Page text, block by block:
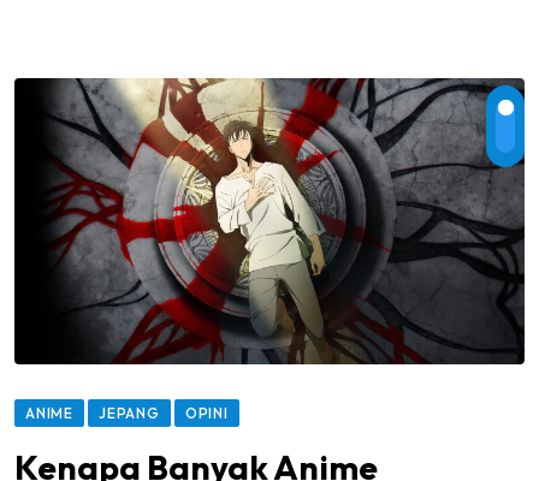
ANIME JEPANG OPINI
Kenapa Banyak Anime